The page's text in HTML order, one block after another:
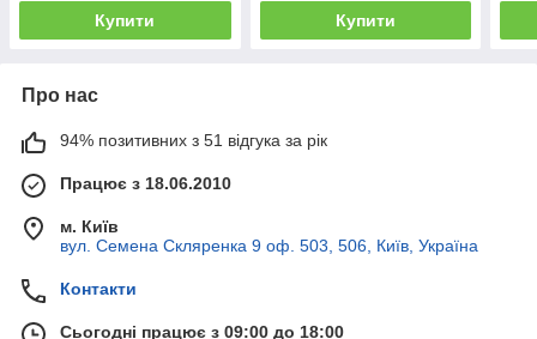
Купити Купити
Про нас
94% позитивних з 51 відгука за рік
Працює з 18.06.2010
м. Київ
вул. Семена Скляренка 9 оф. 503, 506, Київ, Україна
Контакти
Сьогодні працює з 09:00 до 18:00